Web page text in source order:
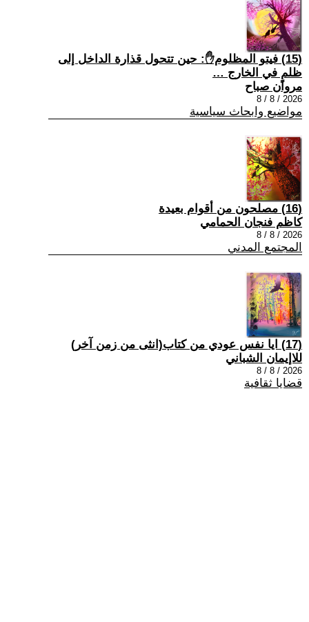
(15) فيتو المظلوم✋: حين تتحول قذارة الداخل إلى
ظلمٍ في الخارج …
مروان صباح
2026 / 8 / 8
مواضيع وابحاث سياسية
(16) مصلحون من أقوام بعيدة
كاظم فنجان الحمامي
2026 / 8 / 8
المجتمع المدني
(17) ايا نفس عودي من كتاب(انثى من زمن آخر)
للاإيمان الشباني
2026 / 8 / 8
قضايا ثقافية